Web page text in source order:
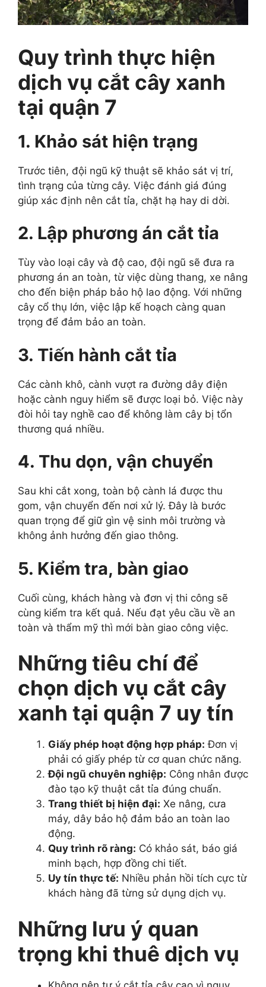
Quy trình thực hiện
dịch vụ cắt cây xanh
tại quận 7
1. Khảo sát hiện trạng
Trước tiên, đội ngũ kỹ thuật sẽ khảo sát vị trí,
tình trạng của từng cây. Việc đánh giá đúng
giúp xác định nên cắt tỉa, chặt hạ hay di dời.
2. Lập phương án cắt tỉa
Tùy vào loại cây và độ cao, đội ngũ sẽ đưa ra
phương án an toàn, từ việc dùng thang, xe nâng
cho đến biện pháp bảo hộ lao động. Với những
cây cổ thụ lớn, việc lập kế hoạch càng quan
trọng để đảm bảo an toàn.
3. Tiến hành cắt tỉa
Các cành khô, cành vượt ra đường dây điện
hoặc cành nguy hiểm sẽ được loại bỏ. Việc này
đòi hỏi tay nghề cao để không làm cây bị tổn
thương quá nhiều.
4. Thu dọn, vận chuyển
Sau khi cắt xong, toàn bộ cành lá được thu
gom, vận chuyển đến nơi xử lý. Đây là bước
quan trọng để giữ gìn vệ sinh môi trường và
không ảnh hưởng đến giao thông.
5. Kiểm tra, bàn giao
Cuối cùng, khách hàng và đơn vị thi công sẽ
cùng kiểm tra kết quả. Nếu đạt yêu cầu về an
toàn và thẩm mỹ thì mới bàn giao công việc.
Những tiêu chí để
chọn dịch vụ cắt cây
xanh tại quận 7 uy tín
Giấy phép hoạt động hợp pháp: Đơn vị
phải có giấy phép từ cơ quan chức năng.
Đội ngũ chuyên nghiệp: Công nhân được
đào tạo kỹ thuật cắt tỉa đúng chuẩn.
Trang thiết bị hiện đại: Xe nâng, cưa
máy, dây bảo hộ đảm bảo an toàn lao
động.
Quy trình rõ ràng: Có khảo sát, báo giá
minh bạch, hợp đồng chi tiết.
Uy tín thực tế: Nhiều phản hồi tích cực từ
khách hàng đã từng sử dụng dịch vụ.
Những lưu ý quan
trọng khi thuê dịch vụ